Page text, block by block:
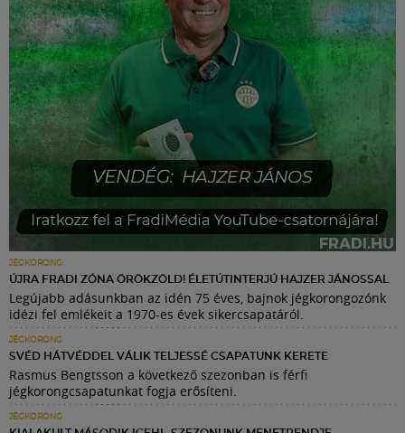
JÉGKORONG
ÚJRA FRADI ZÓNA ÖRÖKZÖLD! ÉLETÚTINTERJÚ HAJZER JÁNOSSAL
Legújabb adásunkban az idén 75 éves, bajnok jégkorongozónk
idézi fel emlékeit a 1970-es évek sikercsapatáról.
JÉGKORONG
SVÉD HÁTVÉDDEL VÁLIK TELJESSÉ CSAPATUNK KERETE
Rasmus Bengtsson a következő szezonban is férfi
jégkorongcsapatunkat fogja erősíteni.
JÉGKORONG